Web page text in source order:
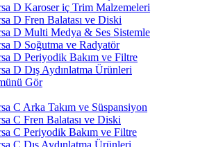
D Karoser iç Trim Malzemeleri
D Fren Balatası ve Diski
D Multi Medya & Ses Sistemle
D Soğutma ve Radyatör
D Periyodik Bakım ve Filtre
D Dış Aydınlatma Ürünleri
Gör
C Arka Takım ve Süspansiyon
C Fren Balatası ve Diski
C Periyodik Bakım ve Filtre
C Dış Aydınlatma Ürünleri